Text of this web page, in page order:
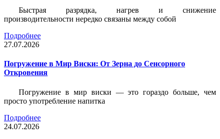
Быстрая разрядка, нагрев и снижение
производительности нередко связаны между собой
Подробнее
27.07.2026
Погружение в Мир Виски: От Зерна до Сенсорного
Откровения
Погружение в мир виски — это гораздо больше, чем
просто употребление напитка
Подробнее
24.07.2026